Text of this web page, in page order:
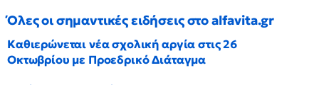
Όλες οι σημαντικές ειδήσεις στο alfavita.gr
Καθιερώνεται νέα σχολική αργία στις 26
Οκτωβρίου με Προεδρικό Διάταγμα